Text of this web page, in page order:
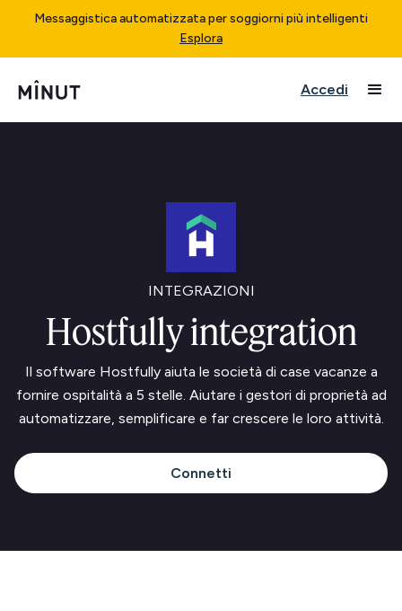
Messaggistica automatizzata per soggiorni più intelligenti
Esplora
Accedi
INTEGRAZIONI
Hostfully integration
Il software Hostfully aiuta le società di case vacanze a
fornire ospitalità a 5 stelle. Aiutare i gestori di proprietà ad
automatizzare, semplificare e far crescere le loro attività.
Connetti